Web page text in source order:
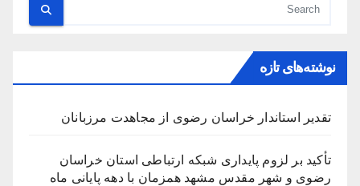
نوشته‌های تازه
تقدیر استاندار خراسان رضوی از مجاهدت مرزبانان
تأکید بر لزوم پایداری شبکه ارتباطی استان خراسان
رضوی و شهر مقدس مشهد همزمان با دهه پایانی ماه